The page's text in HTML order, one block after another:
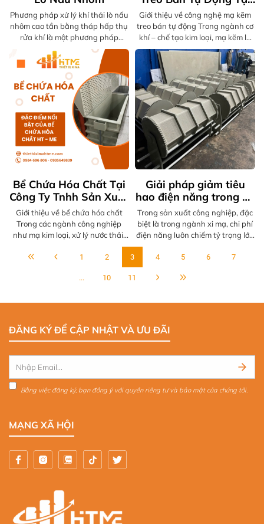
Phương pháp xử lý khí thải lò nấu
nhôm cao tần bằng tháp hấp thụ
rửa khí là một phương pháp
thông dụng trong ngành sản
xuất nhôm. Tháp hấp thụ này
được thiết kế với cấu trúc gồm 3
lớp.
Công Ty TNHH Sản
Xuất Và Thương Mại
HT - ME
Giới thiệu về công nghệ mạ kẽm
treo bán tự động Trong ngành cơ
khí – chế tạo kim loại, mạ kẽm là
bước quan trọng giúp chống gỉ
sét, tăng độ bền và nâng cao tính
thẩm mỹ cho sản phẩm. Trong đó,
dây chuyền mạ kẽm treo bán tự
động được xem là giải pháp tối ưu
kết hợp giữa hiệu suất cao và khả
năng linh hoạt trong vận hành.
CÔNG TY TNHH SẢN XUẤT VÀ
THƯƠNG MẠI HT - ME tự hào là
đơn vị tiên phong trong thiết kế,
chế tạo và lắp đặt dây chuyền mạ
kẽm treo bán tự động chất lượng
cao, đáp ứng đa dạng nhu cầu
của doanh nghiệp trong nước và
xuất khẩu.
Bể Chứa Hóa Chất Tại
Công Ty Tnhh Sản Xuất
Và Thương Mại HT -
ME
Giới thiệu về bể chứa hóa chất
Trong các ngành công nghiệp
như mạ kim loại, xử lý nước thải,
sản xuất hóa chất, thực phẩm,
điện tử, việc sử dụng bể chứa hóa
chất đạt tiêu chuẩn là yếu tố cực
kỳ quan trọng nhằm đảm bảo an
CÔNG TY TNHH SẢN XUẤT VÀ
chuyên thiết kế, chế tạo và cung
cấp bể chứa hóa chất chất lượng
khe của khách hàng trong và
ngoài nước.
Giải pháp giảm tiêu
hao điện năng trong hệ
thống xi mạ hiện đại
Trong sản xuất công nghiệp, đặc
biệt là trong ngành xi mạ, chi phí
điện năng luôn chiếm tỷ trọng lớn
trong tổng chi phí vận hành. Khi
giá điện liên tục tăng, bài toán
tiết kiệm năng lượng trở nên cấp
thiết hơn bao giờ hết. Vì vậy, các
năng trong hệ thống xi mạ hiện
tối ưu chi phí, mà còn hướng đến
mục tiêu sản xuất xanh – bền
1 2 3 4 5 6 7
... 10 11
ĐĂNG KÝ ĐỂ CẬP NHẬT VÀ ƯU ĐÃI
Bằng việc đăng ký, bạn đồng ý với quyền riêng tư và bảo mật của chúng tôi.
MẠNG XÃ HỘI